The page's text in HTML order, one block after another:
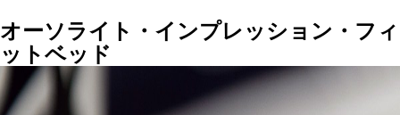
オーソライト・インプレッション・フィ
ットベッド